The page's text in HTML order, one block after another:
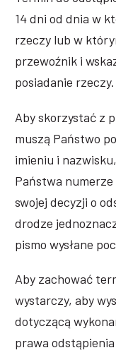
14 dni od dnia w
rzeczy lub w
przewoźnik i
posiadanie rzeczy.
Aby skorzystać z
muszą Państwo
imieniu i
Państwa
swojej decyzji o
drodze
pismo wysłane
Aby zachować
wystarczy, aby
dotyczącą
prawa